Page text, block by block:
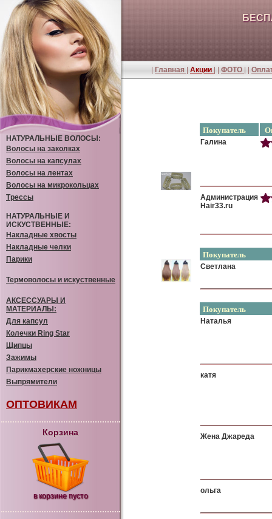
Главная Акции ФОТО
НАТУРАЛЬНЫЕ ВОЛОСЫ:
Волосы на заколках
Волосы на капсулах
Волосы на лентах
Волосы на микрокольцах
Трессы
НАТУРАЛЬНЫЕ И
ИСКУСТВЕННЫЕ:
Накладные хвосты
Накладные челки
Парики
Термоволосы и искуственные
АКСЕССУАРЫ И
МАТЕРИАЛЫ:
Для капсул
Колечки Ring Star
Щипцы
Зажимы
Парикмахерские ножницы
Выпрямители
ОПТОВИКАМ
Корзина
в корзине пусто
Покупатель
Галина
Администрация
Hair33.ru
Покупатель
Светлана
Покупатель
Наталья
катя
Жена Джареда
ольга